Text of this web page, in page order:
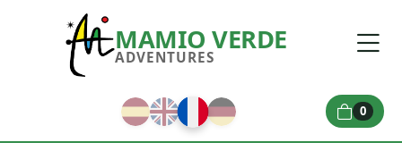
MAMIO VERDE
ADVENTURES
0